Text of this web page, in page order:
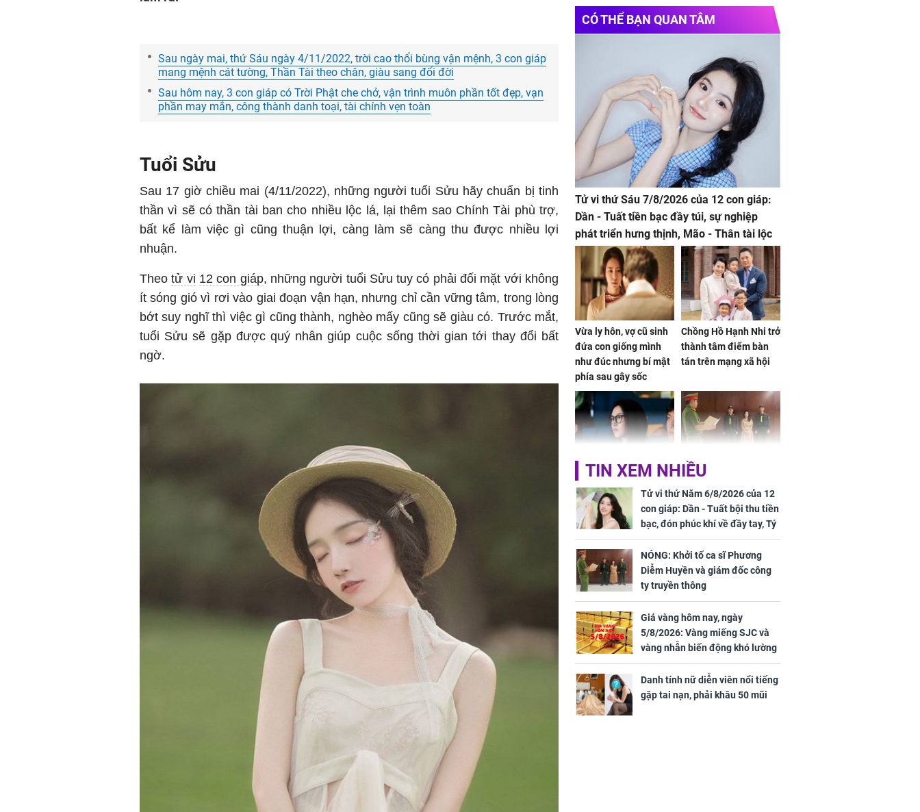
Sau ngày mai, thứ Sáu ngày 4/11/2022, trời cao thổi bùng vận mệnh, 3 con giáp
mang mệnh cát tường, Thần Tài theo chân, giàu sang đổi đời
Sau hôm nay, 3 con giáp có Trời Phật che chở, vận trình muôn phần tốt đẹp, vạn
phần may mắn, công thành danh toại, tài chính vẹn toàn
Tuổi Sửu
Sau 17 giờ chiều mai (4/11/2022), những người tuổi Sửu hãy chuẩn bị tinh
thần vì sẽ có thần tài ban cho nhiều lộc lá, lại thêm sao Chính Tài phù trợ,
bất kể làm việc gì cũng thuận lợi, càng làm sẽ càng thu được nhiều lợi
nhuận.
Theotử vi 12 con giáp, những người tuổi Sửu tuy có phải đối mặt với không
ít sóng gió vì rơi vào giai đoạn vận hạn, nhưng chỉ cần vững tâm, trong lòng
bớt suy nghĩ thì việc gì cũng thành, nghèo mấy cũng sẽ giàu có. Trước mắt,
tuổi Sửu sẽ gặp được quý nhân giúp cuộc sống thời gian tới thay đổi bất
ngờ.
CÓ THỂ BẠN QUAN TÂM
Tử vi thứ Sáu 7/8/2026 của 12 con giáp:
Dần - Tuất tiền bạc đầy túi, sự nghiệp
phát triển hưng thịnh, Mão - Thân tài lộc
ảm đạm, mọi sự khó thành công mỹ mãn
Vừa ly hôn, vợ cũ sinh
đứa con giống mình
như đúc nhưng bí mật
phía sau gây sốc
Chồng Hồ Hạnh Nhi trở
thành tâm điểm bàn
tán trên mạng xã hội
Nhan sắc ở tuổi 20 của
con gái Vương Phi sau
4 lần phẫu thuật gây
bất ngờ
NÓNG: Khởi tố ca sĩ
Phương Diễm Huyền
và giám đốc công ty
truyền thông
Danh tính nữ diễn viên
nổi tiếng gặp tai nạn,
phải khâu 50 mũi
TIN XEM NHIỀU
Tử vi thứ Năm 6/8/2026 của 12
con giáp: Dần - Tuất bội thu tiền
bạc, đón phúc khí về đầy tay, Tý
- Mão công việc khó khăn, tiền
bạc đội nón ra đi
NÓNG: Khởi tố ca sĩ Phương
Diễm Huyền và giám đốc công
ty truyền thông
Giá vàng hôm nay, ngày
5/8/2026: Vàng miếng SJC và
vàng nhẫn biến động khó lường
Danh tính nữ diễn viên nổi tiếng
gặp tai nạn, phải khâu 50 mũi